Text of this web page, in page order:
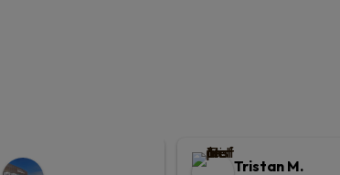
L. Tristan M.